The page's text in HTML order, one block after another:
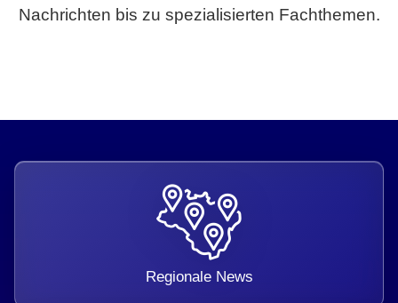
Nachrichten bis zu spezialisierten Fachthemen.
Regionale News